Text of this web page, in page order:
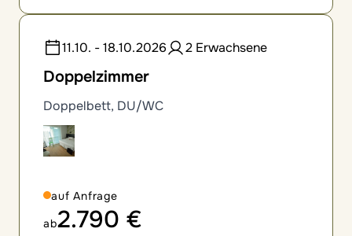
11.10. - 18.10.2026 2 Erwachsene
Doppelzimmer
Doppelbett, DU/WC
auf Anfrage
ab2.790 €